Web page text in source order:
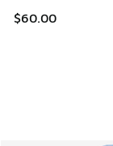
$60.00